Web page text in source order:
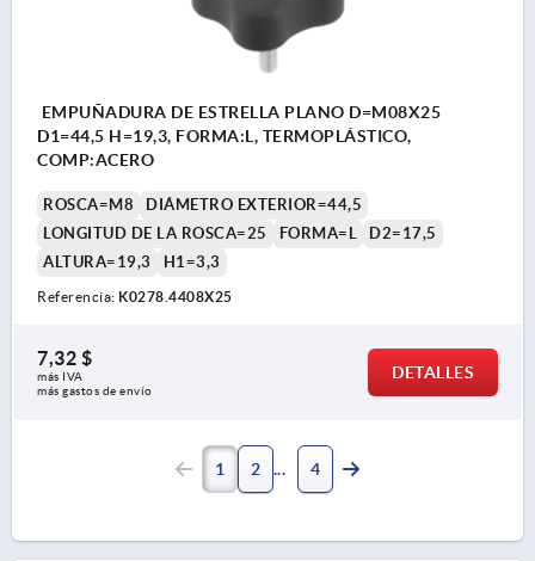
EMPUÑADURA DE ESTRELLA PLANO D=M08X25
D1=44,5 H=19,3, FORMA:L, TERMOPLÁSTICO,
COMP:ACERO
ROSCA=M8
DIÁMETRO EXTERIOR=44,5
LONGITUD DE LA ROSCA=25
FORMA=L
D2=17,5
ALTURA=19,3
H1=3,3
Referencia: K0278.4408X25
7,32 $
más IVA
más gastos de envío
DETALLES
1 2 4